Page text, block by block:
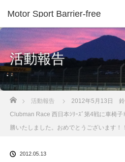
Motor Sport Barrier-free
活動報告
ホーム
活動報告
2012年5月13日 鈴
Clubman Race 西日本ｼﾘｰｽﾞ第4戦に車椅子
勝いたしました。おめでとうございます！！
2012.05.13